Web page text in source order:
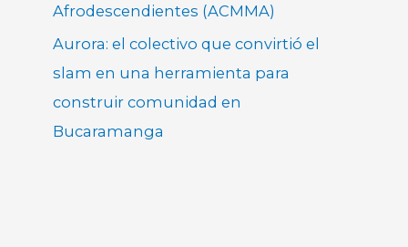
Afrodescendientes (ACMMA)
Aurora: el colectivo que convirtió el
slam en una herramienta para
construir comunidad en
Bucaramanga